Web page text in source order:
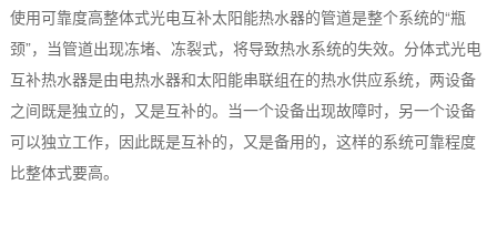
使用可靠度高整体式光电互补太阳能热水器的管道是整个系统的“瓶
颈”，当管道出现冻堵、冻裂式，将导致热水系统的失效。分体式光电
互补热水器是由电热水器和太阳能串联组在的热水供应系统，两设备
之间既是独立的，又是互补的。当一个设备出现故障时，另一个设备
可以独立工作，因此既是互补的，又是备用的，这样的系统可靠程度
比整体式要高。